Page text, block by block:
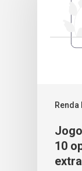
Renda
10
extra